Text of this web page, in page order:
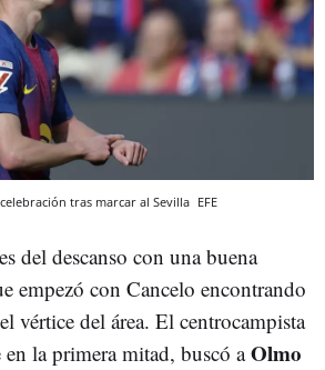
tras marcar al Sevilla EFE
del descanso con una buena
empezó con Cancelo encontrando
vértice del área. El centrocampista
la primera mitad, buscó aOlmo